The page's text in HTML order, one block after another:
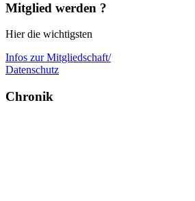
Mitglied werden ?
Hier die wichtigsten
Infos zur Mitgliedschaft/
Datenschutz
Chronik